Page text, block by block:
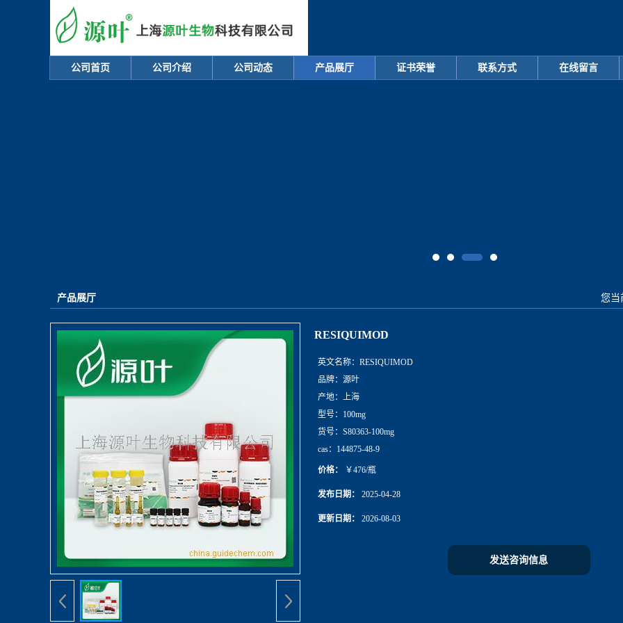
公司首页 公司介绍 公司动态 产品展厅 证书荣誉 联系方式 在线留言
产品展厅 您当
RESIQUIMOD
英文名称： RESIQUIMOD
品牌： 源叶
产地： 上海
型号： 100mg
货号： S80363-100mg
cas： 144875-48-9
价格： ￥476/瓶
发布日期： 2025-04-28
更新日期： 2026-08-03
发送咨询信息